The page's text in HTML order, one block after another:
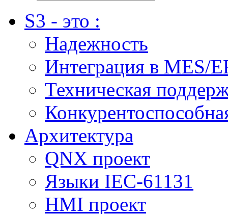
S3 - это :
Надежность
Интеграция в MES/
Техническая
Архитектура
QNX проект
Языки IEC-61131
HMI проект